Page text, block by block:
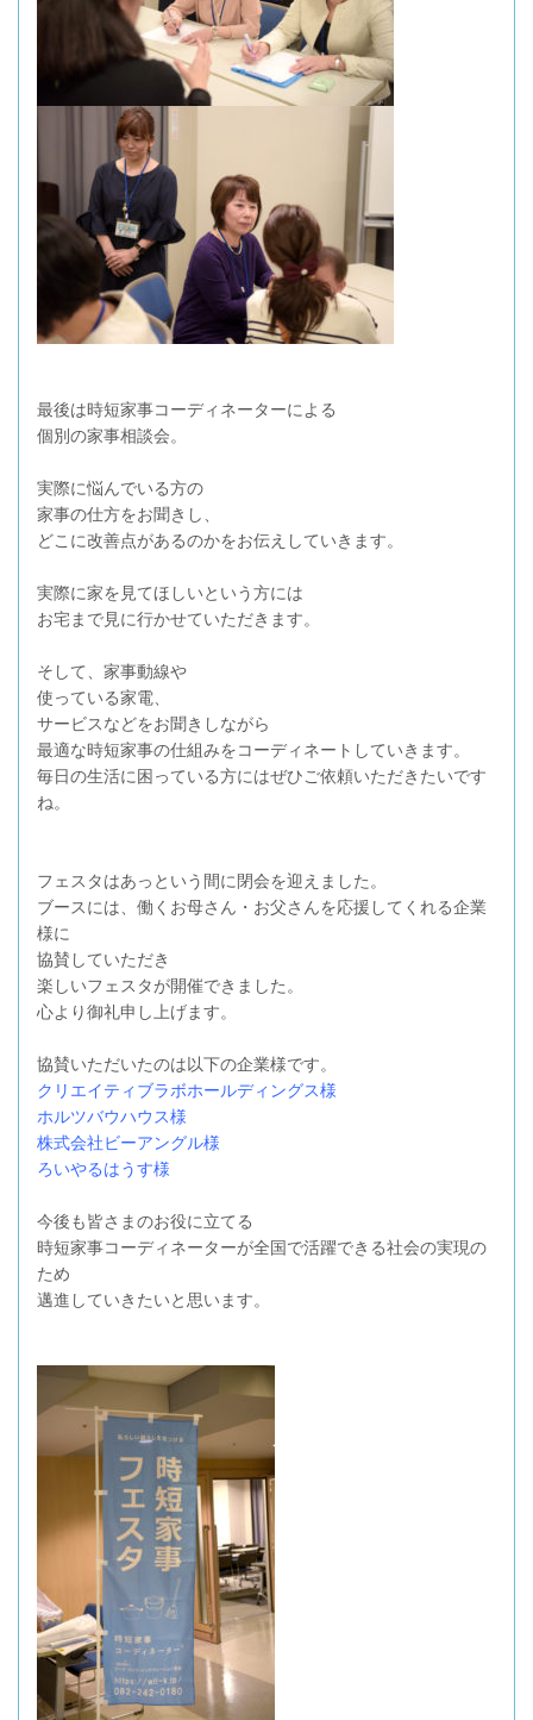
最後は時短家事コーディネーターによる
個別の家事相談会。
実際に悩んでいる方の
家事の仕方をお聞きし、
どこに改善点があるのかをお伝えしていきます。
実際に家を見てほしいという方には
お宅まで見に行かせていただきます。
そして、家事動線や
使っている家電、
サービスなどをお聞きしながら
最適な時短家事の仕組みをコーディネートしていきます。
毎日の生活に困っている方にはぜひご依頼いただきたいです
ね。
フェスタはあっという間に閉会を迎えました。
ブースには、働くお母さん・お父さんを応援してくれる企業
様に
協賛していただき
楽しいフェスタが開催できました。
心より御礼申し上げます。
協賛いただいたのは以下の企業様です。
クリエイティブラボホールディングス様
ホルツバウハウス様
株式会社ビーアングル様
ろいやるはうす様
今後も皆さまのお役に立てる
時短家事コーディネーターが全国で活躍できる社会の実現の
ため
邁進していきたいと思います。